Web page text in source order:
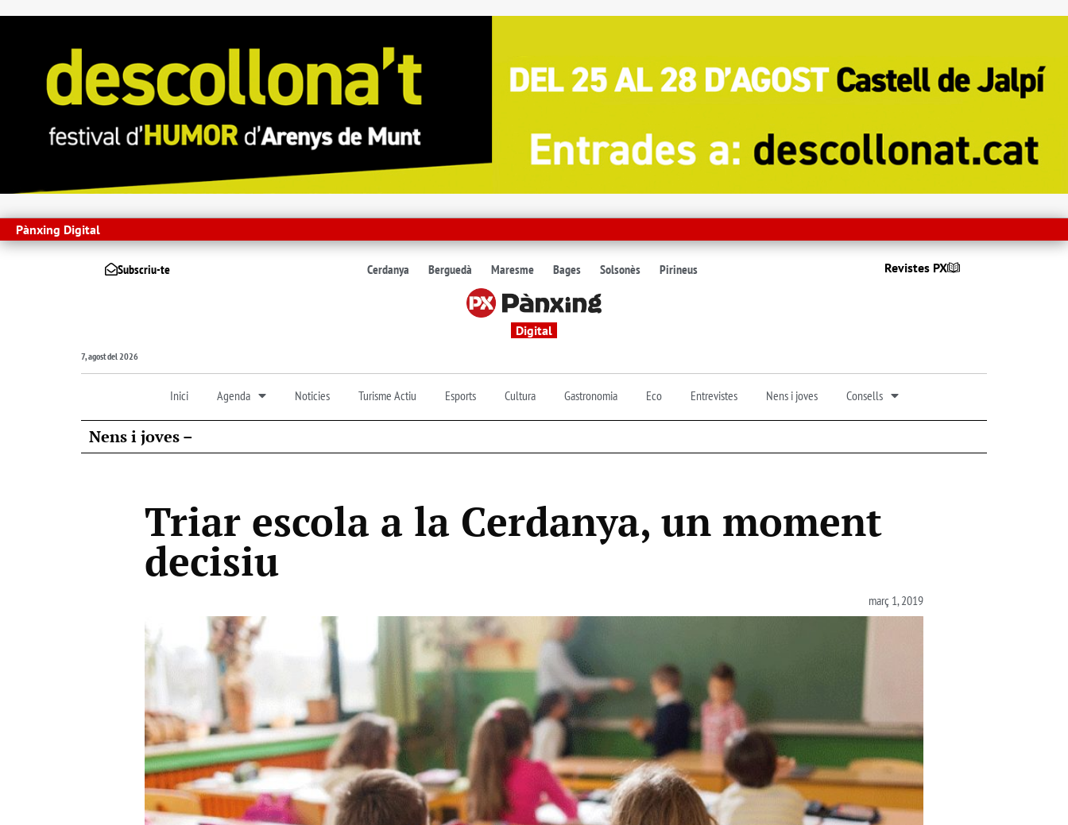
Pànxing Digital
Subscriu-te Cerdanya Berguedà Maresme Bages Solsonès Pirineus Revistes PX
Digital
7, agost del 2026
Inici Agenda Noticies Turisme Actiu Esports Cultura Gastronomia Eco Entrevistes Nens i joves Consells
Nens i joves –
Triar escola a la Cerdanya, un moment
decisiu
març 1, 2019